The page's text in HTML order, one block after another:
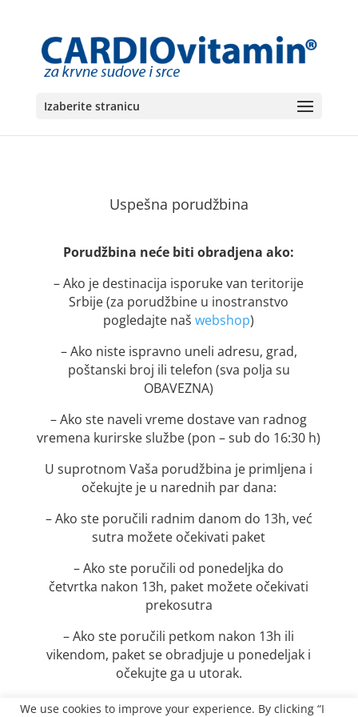
Izaberite stranicu
Uspešna porudžbina
Porudžbina neće biti obradjena ako:
– Ako je destinacija isporuke van teritorije
Srbije (za porudžbine u inostranstvo
pogledajte naš webshop)
– Ako niste ispravno uneli adresu, grad,
poštanski broj ili telefon (sva polja su
OBAVEZNA)
– Ako ste naveli vreme dostave van radnog
vremena kurirske službe (pon – sub do 16:30 h)
U suprotnom Vaša porudžbina je primljena i
očekujte je u narednih par dana:
– Ako ste poručili radnim danom do 13h, već
sutra možete očekivati paket
– Ako ste poručili od ponedeljka do
četvrtka nakon 13h, paket možete očekivati
prekosutra
– Ako ste poručili petkom nakon 13h ili
vikendom, paket se obradjuje u ponedeljak i
očekujte ga u utorak.
We use cookies to improve your experience. By clicking “I